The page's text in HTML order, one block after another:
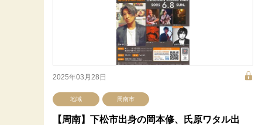
2025年03月28日
地域 周南市
【周南】下松市出身の岡本修、氏原ワタル出